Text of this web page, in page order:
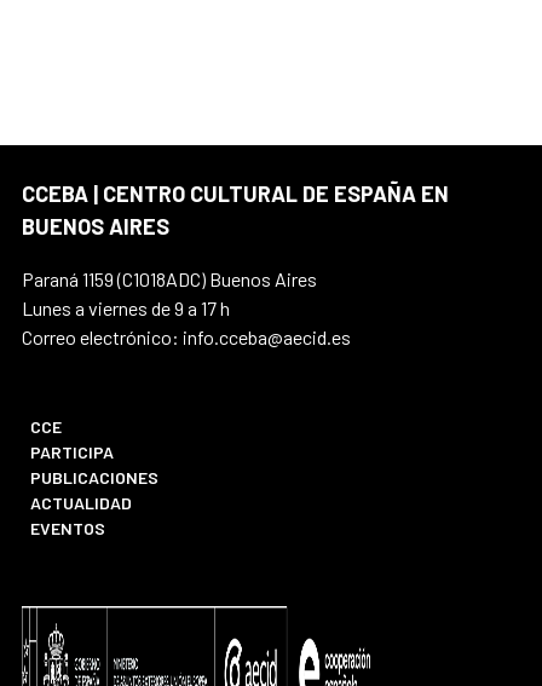
CCEBA | CENTRO CULTURAL DE ESPAÑA EN
BUENOS AIRES
Paraná 1159 (C1018ADC) Buenos Aires
Lunes a viernes de 9 a 17 h
Correo electrónico: info.cceba@aecid.es
CCE
PARTICIPA
PUBLICACIONES
ACTUALIDAD
EVENTOS